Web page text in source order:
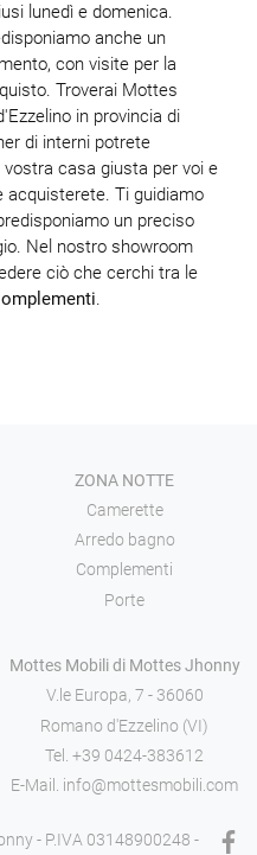
lunedì e domenica.
anche un
con visite per la
Troverai Mottes
in provincia di
di interni potrete
casa giusta per voi e
acquisterete. Ti guidiamo
un preciso
Nel nostro showroom
ciò che cerchi tra le
.
ZONA NOTTE
Camerette
Arredo bagno
Complementi
Porte
Mottes Mobili di Mottes Jhonny
V.le Europa, 7 - 36060
Romano d'Ezzelino (VI)
Tel. +39 0424-383612
E-Mail. info@mottesmobili.com
- P.IVA 03148900248 -